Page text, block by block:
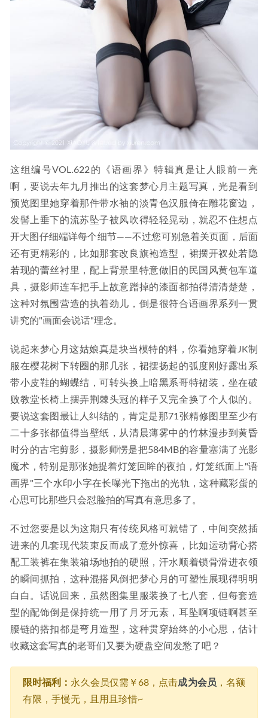
这组编号VOL.622的《语画界》特辑真是让人眼前一亮
啊，要说去年九月推出的这套梦心月主题写真，光是看到
预览图里她穿着那件带水袖的淡青色汉服倚在雕花窗边，
发髻上垂下的流苏坠子被风吹得轻轻晃动，就忍不住想点
开大图仔细端详每个细节——不过您可别急着关页面，后面
还有更精彩的，比如那套改良旗袍造型，裙摆开衩处若隐
若现的蕾丝衬里，配上背景里特意做旧的民国风黄包车道
具，摄影师连车把手上故意蹭掉的漆面都拍得清清楚楚，
这种对氛围营造的执着劲儿，倒是很符合语画界系列一贯
讲究的"画面会说话"理念。
说起来梦心月这姑娘真是块当模特的料，你看她穿着JK制
服在樱花树下转圈的那几张，裙摆扬起的弧度刚好露出系
带小皮鞋的蝴蝶结，可转头换上暗黑系哥特裙装，坐在破
败教堂长椅上摆弄荆棘头冠的样子又完全换了个人似的。
要说这套图最让人纠结的，肯定是那71张精修图里至少有
二十多张都值得当壁纸，从清晨薄雾中的竹林漫步到黄昏
时分的古宅剪影，摄影师愣是把584MB的容量塞满了光影
魔术，特别是那张她提着灯笼回眸的夜拍，灯笼纸面上"语
画界"三个水印小字在长曝光下拖出的光轨，这种藏彩蛋的
心思可比那些只会怼脸拍的写真有意思多了。
不过您要是以为这期只有传统风格可就错了，中间突然插
进来的几套现代装束反而成了意外惊喜，比如运动背心搭
配工装裤在集装箱场地拍的硬照，汗水顺着锁骨滑进衣领
的瞬间抓拍，这种混搭风倒把梦心月的可塑性展现得明明
白白。话说回来，虽然图集里服装换了七八套，但每套造
型的配饰倒是保持统一用了月牙元素，耳坠啊项链啊甚至
腰链的搭扣都是弯月造型，这种贯穿始终的小心思，估计
收藏这套写真的老哥们又要为硬盘空间发愁了吧？
限时福利： 永久会员仅需￥68，点击成为会员 ，名额
有限，手慢无，且用且珍惜~